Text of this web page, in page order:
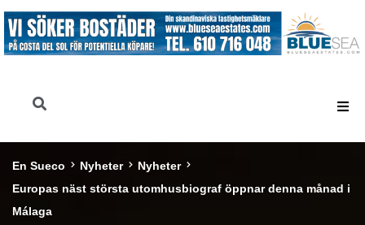
En Sueco Nyheter
Nyheter
Europas näst största utomhusbiograf öppnar denna månad i
Málaga